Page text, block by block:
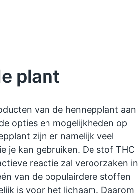
plant
van de hennepplant aan
opties en mogelijkheden op
zijn er namelijk veel
je kan gebruiken. De stof THC
reactie zal veroorzaken in
van de populairdere stoffen
is voor het lichaam. Daarom